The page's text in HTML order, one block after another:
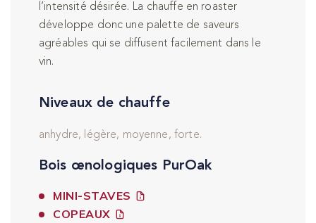
l’intensité désirée. La chauffe en roaster
développe donc une palette de saveurs
agréables qui se diffusent facilement dans le
vin.
Niveaux de chauffe
anhydre, légère, moyenne, forte.
Bois œnologiques PurOak
MINI-STAVES
COPEAUX